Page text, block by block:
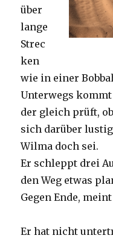
über
lange
Strec
ken
wie in einer
Unterwegs kommt
der gleich prüft,
sich darüber
Wilma doch sei.
Er schleppt drei
den Weg etwas
Gegen Ende,
Er hat nicht